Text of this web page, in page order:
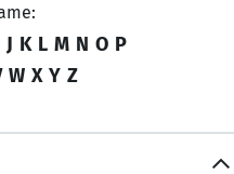
J K L M N O P
W X Y Z